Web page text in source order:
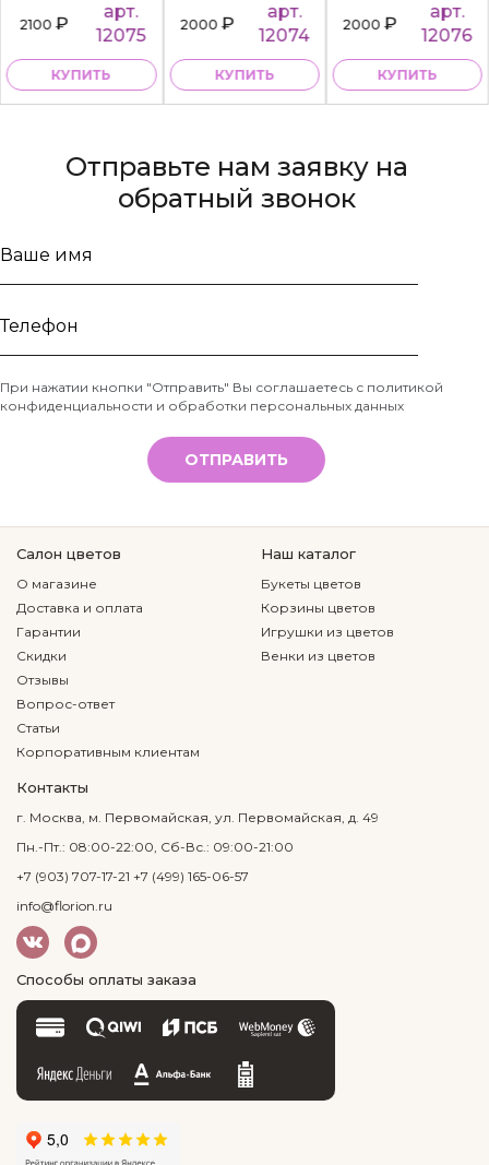
2100₽
арт.
12075
КУПИТЬ
2000₽
арт.
12074
КУПИТЬ
2000₽
арт.
12076
КУПИТЬ
Отправьте нам заявку на
обратный звонок
Ваше
Телефон
*
При нажатии кнопки "Отправить" Вы соглашаетесь с политикой
конфиденциальности и обработки персональных данных
ОТПРАВИТЬ
Салон цветов
О магазине
Доставка и оплата
Гарантии
Скидки
Отзывы
Вопрос-ответ
Статьи
Корпоративным клиентам
Наш каталог
Букеты цветов
Корзины цветов
Игрушки из цветов
Венки из цветов
Контакты
г. Москва, м. Первомайская, ул. Первомайская, д. 49
Пн.-Пт.: 08:00-22:00, Сб-Вс.: 09:00-21:00
+7 (903) 707-17-21 +7 (499) 165-06-57
info@florion.ru
Способы оплаты заказа